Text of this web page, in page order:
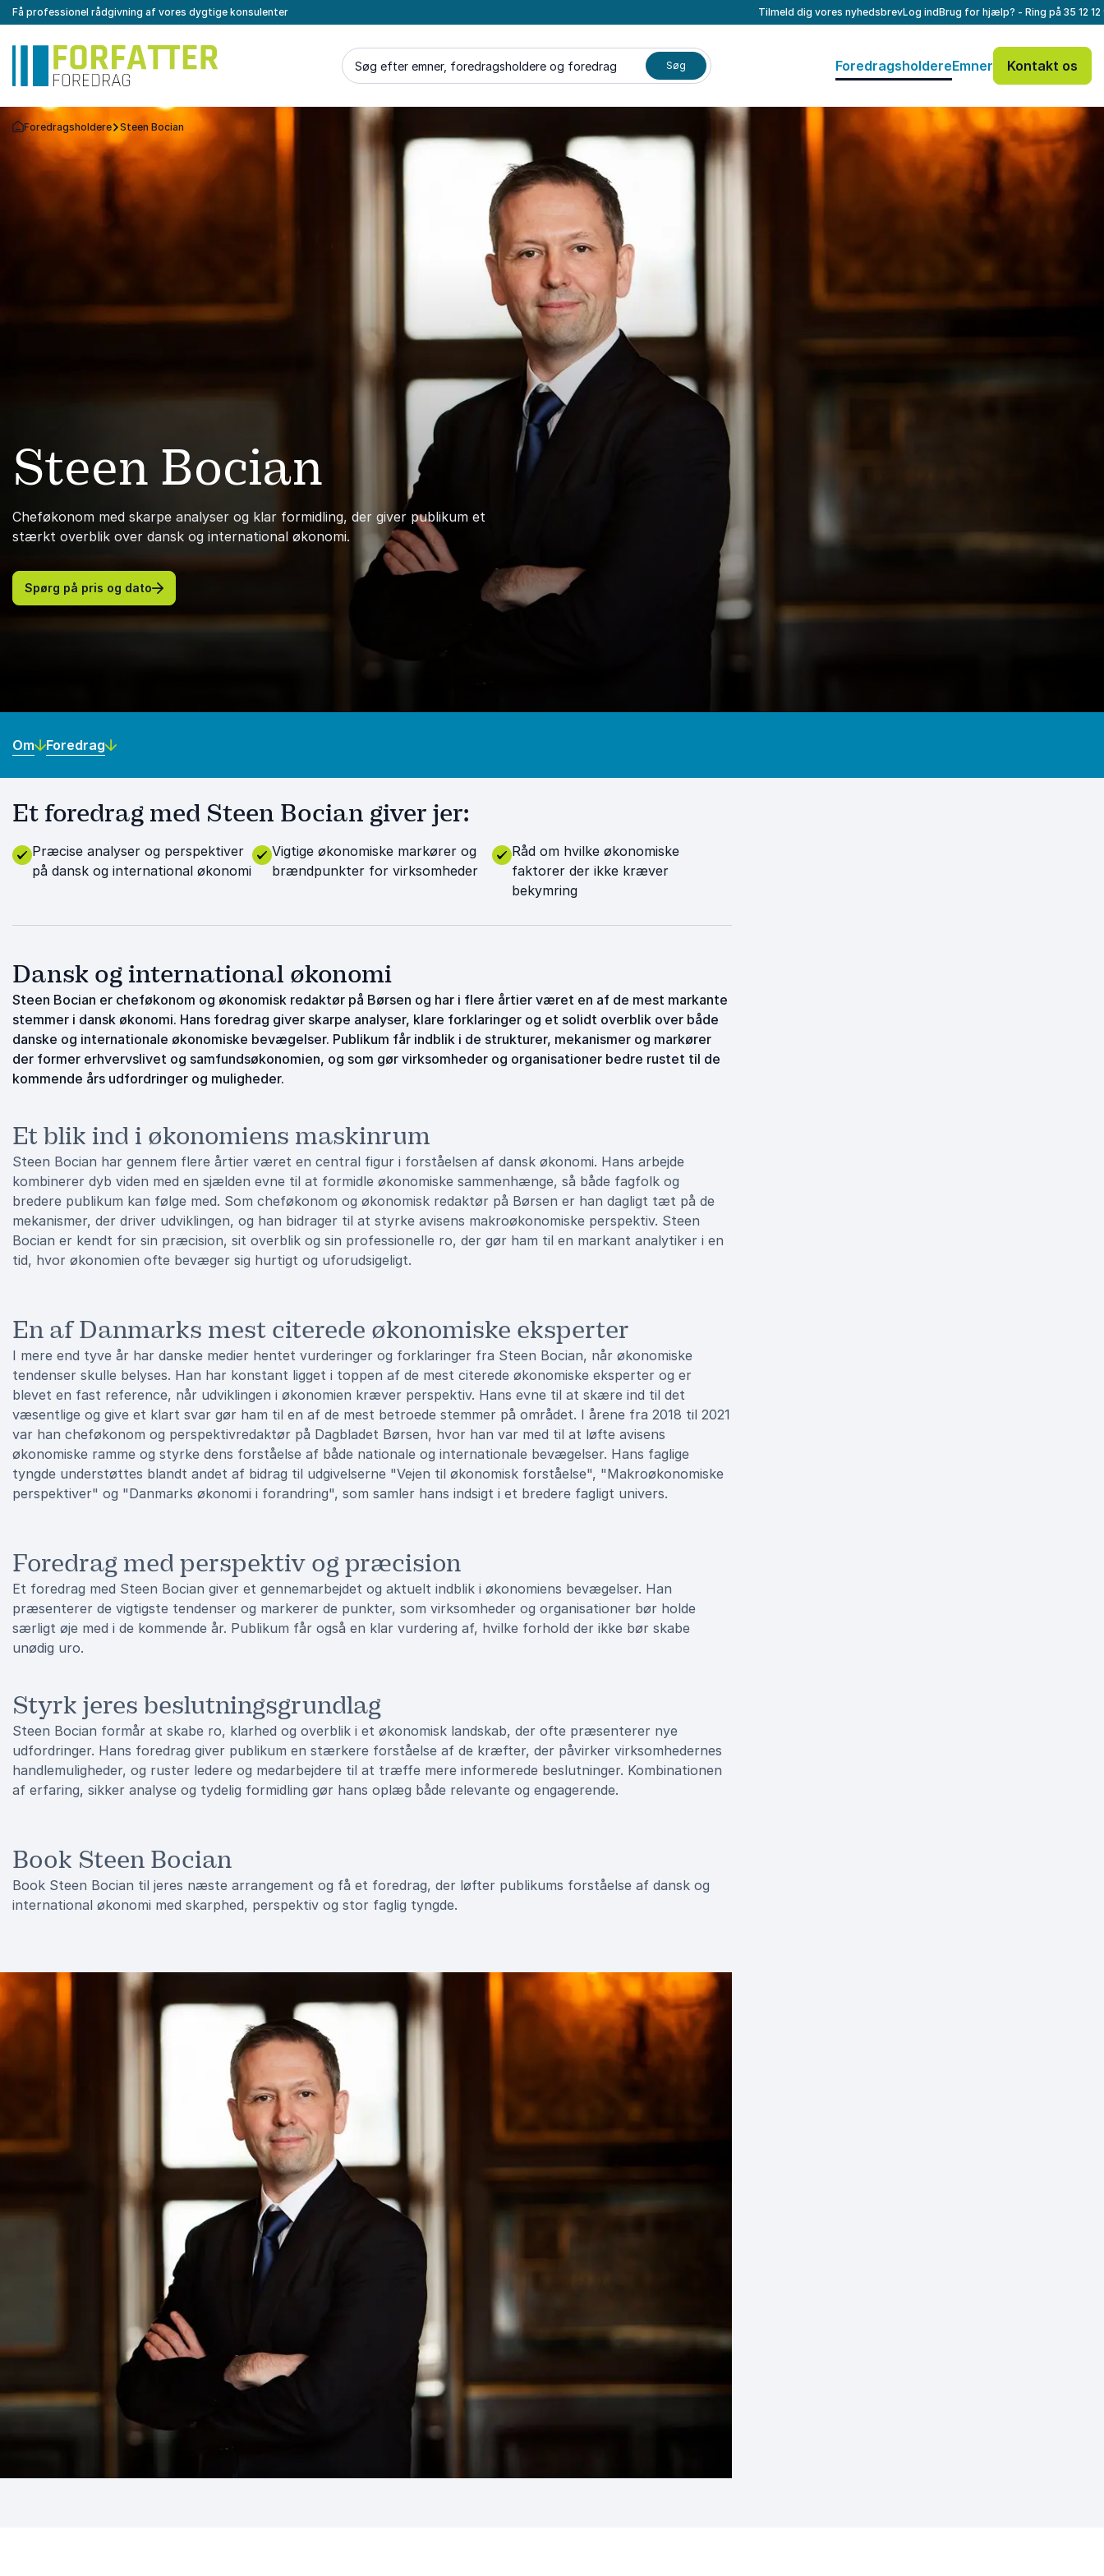
Få professionel rådgivning af vores dygtige konsulenter Tilmeld dig vores nyhedsbrevLog indBrug for hjælp? - Ring på 35 12
Søg efter emner, foredragsholdere og foredrag Søg ForedragsholdereEmner Kontakt os
Tilbage til forsiden
Foredragsholdere Steen Bocian
Steen Bocian
Cheføkonom med skarpe analyser og klar formidling, der giver publikum et
stærkt overblik over dansk og international økonomi.
Spørg på pris og dato
E-mail *
Dit telefonnummer
:
35 12 12 99
Om Foredrag
Et foredrag med Steen Bocian giver jer:
Præcise analyser og perspektiver
på dansk og international økonomi
Vigtige økonomiske markører og
brændpunkter for virksomheder
Råd om hvilke økonomiske
faktorer der ikke kræver
bekymring
Dansk og international økonomi
Steen Bocian er cheføkonom og økonomisk redaktør på Børsen og har i flere årtier været en af de mest markante
stemmer i dansk økonomi. Hans foredrag giver skarpe analyser, klare forklaringer og et solidt overblik over både
danske og internationale økonomiske bevægelser. Publikum får indblik i de strukturer, mekanismer og markører
der former erhvervslivet og samfundsøkonomien, og som gør virksomheder og organisationer bedre rustet til de
kommende års udfordringer og muligheder.
Et blik ind i økonomiens maskinrum
Steen Bocian har gennem flere årtier været en central figur i forståelsen af dansk økonomi. Hans arbejde
kombinerer dyb viden med en sjælden evne til at formidle økonomiske sammenhænge, så både fagfolk og
bredere publikum kan følge med. Som cheføkonom og økonomisk redaktør på Børsen er han dagligt tæt på de
mekanismer, der driver udviklingen, og han bidrager til at styrke avisens makroøkonomiske perspektiv. Steen
Bocian er kendt for sin præcision, sit overblik og sin professionelle ro, der gør ham til en markant analytiker i en
tid, hvor økonomien ofte bevæger sig hurtigt og uforudsigeligt.
En af Danmarks mest citerede økonomiske eksperter
I mere end tyve år har danske medier hentet vurderinger og forklaringer fra Steen Bocian, når økonomiske
tendenser skulle belyses. Han har konstant ligget i toppen af de mest citerede økonomiske eksperter og er
blevet en fast reference, når udviklingen i økonomien kræver perspektiv. Hans evne til at skære ind til det
væsentlige og give et klart svar gør ham til en af de mest betroede stemmer på området. I årene fra 2018 til 2021
var han cheføkonom og perspektivredaktør på Dagbladet Børsen, hvor han var med til at løfte avisens
økonomiske ramme og styrke dens forståelse af både nationale og internationale bevægelser. Hans faglige
tyngde understøttes blandt andet af bidrag til udgivelserne "Vejen til økonomisk forståelse", "Makroøkonomiske
perspektiver" og "Danmarks økonomi i forandring", som samler hans indsigt i et bredere fagligt univers.
Foredrag med perspektiv og præcision
Et foredrag med Steen Bocian giver et gennemarbejdet og aktuelt indblik i økonomiens bevægelser. Han
præsenterer de vigtigste tendenser og markerer de punkter, som virksomheder og organisationer bør holde
særligt øje med i de kommende år. Publikum får også en klar vurdering af, hvilke forhold der ikke bør skabe
unødig uro.
Styrk jeres beslutningsgrundlag
Steen Bocian formår at skabe ro, klarhed og overblik i et økonomisk landskab, der ofte præsenterer nye
udfordringer. Hans foredrag giver publikum en stærkere forståelse af de kræfter, der påvirker virksomhedernes
handlemuligheder, og ruster ledere og medarbejdere til at træffe mere informerede beslutninger. Kombinationen
af erfaring, sikker analyse og tydelig formidling gør hans oplæg både relevante og engagerende.
Book Steen Bocian
Book Steen Bocian til jeres næste arrangement og få et foredrag, der løfter publikums forståelse af dansk og
international økonomi med skarphed, perspektiv og stor faglig tyngde.